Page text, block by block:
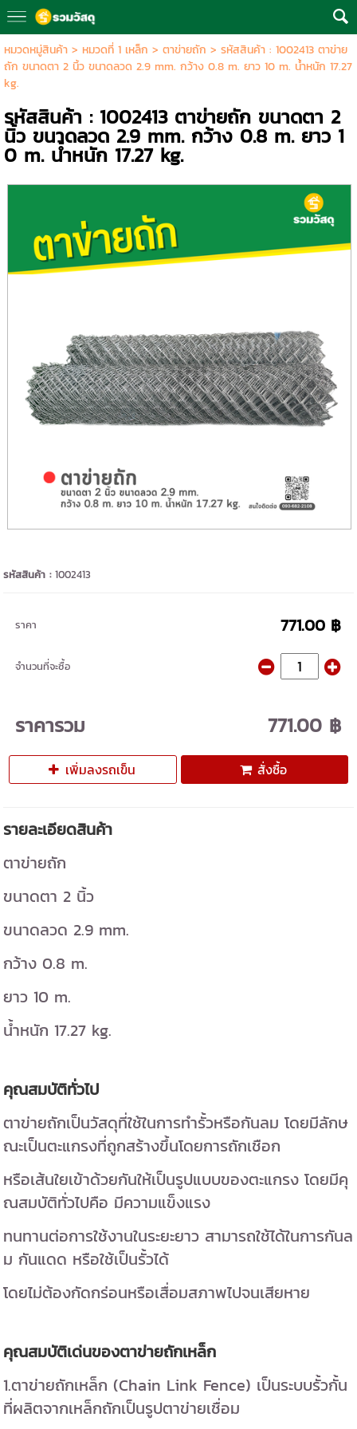
หมวดหมู่สินค้า> หมวดที่ 1 เหล็ก > ตาข่ายถัก > รหัสสินค้า : 1002413 ตาข่าย
ถัก ขนาดตา 2 นิ้ว ขนาดลวด 2.9 mm. กว้าง 0.8 m. ยาว 10 m. น้ำหนัก 17.27
kg.
รหัสสินค้า : 1002413 ตาข่ายถัก ขนาดตา 2
นิ้ว ขนาดลวด 2.9 mm. กว้าง 0.8 m. ยาว 1
0 m. น้ำหนัก 17.27 kg.
รหัสสินค้า :1002413
ราคา 771.00 ฿
จำนวนที่จะซื้อ
ราคารวม 771.00 ฿
เพิ่มลงรถเข็น สั่งซื้อ
รายละเอียดสินค้า
ตาข่ายถัก
ขนาดตา 2 นิ้ว
ขนาดลวด 2.9 mm.
กว้าง 0.8 m.
ยาว 10 m.
น้ำหนัก 17.27 kg.
คุณสมบัติทั่วไป
ตาข่ายถักเป็นวัสดุที่ใช้ในการทำรั้วหรือกันลม โดยมีลักษ
ณะเป็นตะแกรงที่ถูกสร้างขึ้นโดยการถักเชือก
หรือเส้นใยเข้าด้วยกันให้เป็นรูปแบบของตะแกรง โดยมีคุ
ณสมบัติทั่วไปคือ มีความแข็งแรง
ทนทานต่อการใช้งานในระยะยาว สามารถใช้ได้ในการกันล
ม กันแดด หรือใช้เป็นรั้วได้
โดยไม่ต้องกัดกร่อนหรือเสื่อมสภาพไปจนเสียหาย
คุณสมบัติเด่นของตาข่ายถักเหล็ก
1.ตาข่ายถักเหล็ก (Chain Link Fence) เป็นระบบรั้วกั้น
ที่ผลิตจากเหล็กถักเป็นรูปตาข่ายเชื่อม